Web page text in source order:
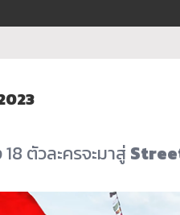
ตัวละครจะมาสู่